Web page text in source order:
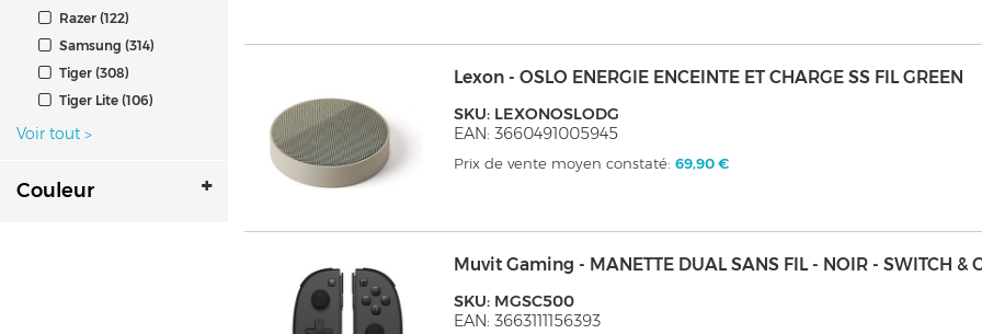
Razer (122)
Samsung (314)
Tiger (308)
Tiger Lite (106)
Voir tout >
Couleur
Lexon - OSLO ENERGIE ENCEINTE ET CHARGE SS FIL GREEN
SKU: LEXONOSLODG
EAN: 3660491005945
Prix de vente moyen constaté:69,90 €
Muvit Gaming - MANETTE DUAL SANS FIL - NOIR - SWITCH &
SKU: MGSC500
EAN: 3663111156393